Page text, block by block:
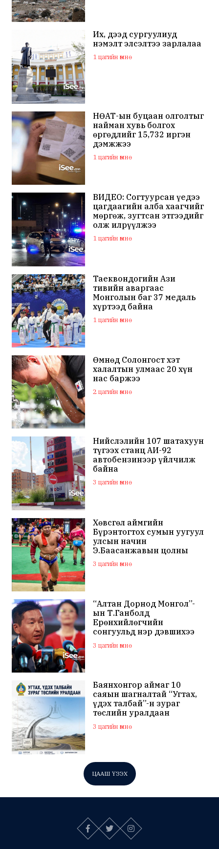
Их, дээд сургуулиуд
нэмэлт элсэлтээ зарлалаа
1 цагийн өмнө
НӨАТ-ын буцаан олголтыг
найман хувь болгох
өргөдлийг 15,732 иргэн
дэмжжээ
1 цагийн өмнө
ВИДЕО: Согтуурсан үедээ
цагдаагийн алба хаагчийг
мөргөж, зугтсан этгээдийг
олж илрүүлжээ
1 цагийн өмнө
Таеквондогийн Ази
тивийн аваргаас
Монголын баг 37 медаль
хүртээд байна
1 цагийн өмнө
Өмнөд Солонгост хэт
халалтын улмаас 20 хүн
нас баржээ
2 цагийн өмнө
Нийслэлийн 107 шатахуун
түгээх станц АИ-92
автобензинээр үйлчилж
байна
3 цагийн өмнө
Хөвсгөл аймгийн
Бүрэнтогтох сумын уугуул
улсын начин
Э.Баасанжавын цолны
мялаалга наадам эхэллээ
3 цагийн өмнө
“Алтан Дорнод Монгол”-
ын Т.Ганболд
Ерөнхийлөгчийн
сонгуульд нэр дэвшихээ
илэрхийллээ
3 цагийн өмнө
Баянхонгор аймаг 10
саяын шагналтай “Угтах,
үдэх талбай”-н зураг
төслийн уралдаан
зарлажээ
3 цагийн өмнө
ЦААШ ҮЗЭХ